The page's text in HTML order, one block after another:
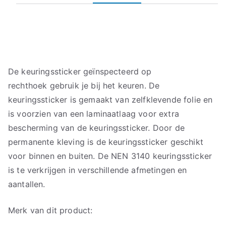
De keuringssticker geïnspecteerd op
rechthoek gebruik je bij het keuren. De
keuringssticker is gemaakt van zelfklevende folie en
is voorzien van een laminaatlaag voor extra
bescherming van de keuringssticker. Door de
permanente kleving is de keuringssticker geschikt
voor binnen en buiten. De NEN 3140 keuringssticker
is te verkrijgen in verschillende afmetingen en
aantallen.
Merk van dit product: